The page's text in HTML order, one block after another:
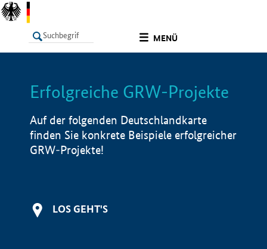
MENÜ
LISTE Info
Erfolgreiche GRW-Projekte
Auf der folgenden Deutschlandkarte
finden Sie konkrete Beispiele erfolgreicher
GRW-Projekte!
LOS GEHT'S